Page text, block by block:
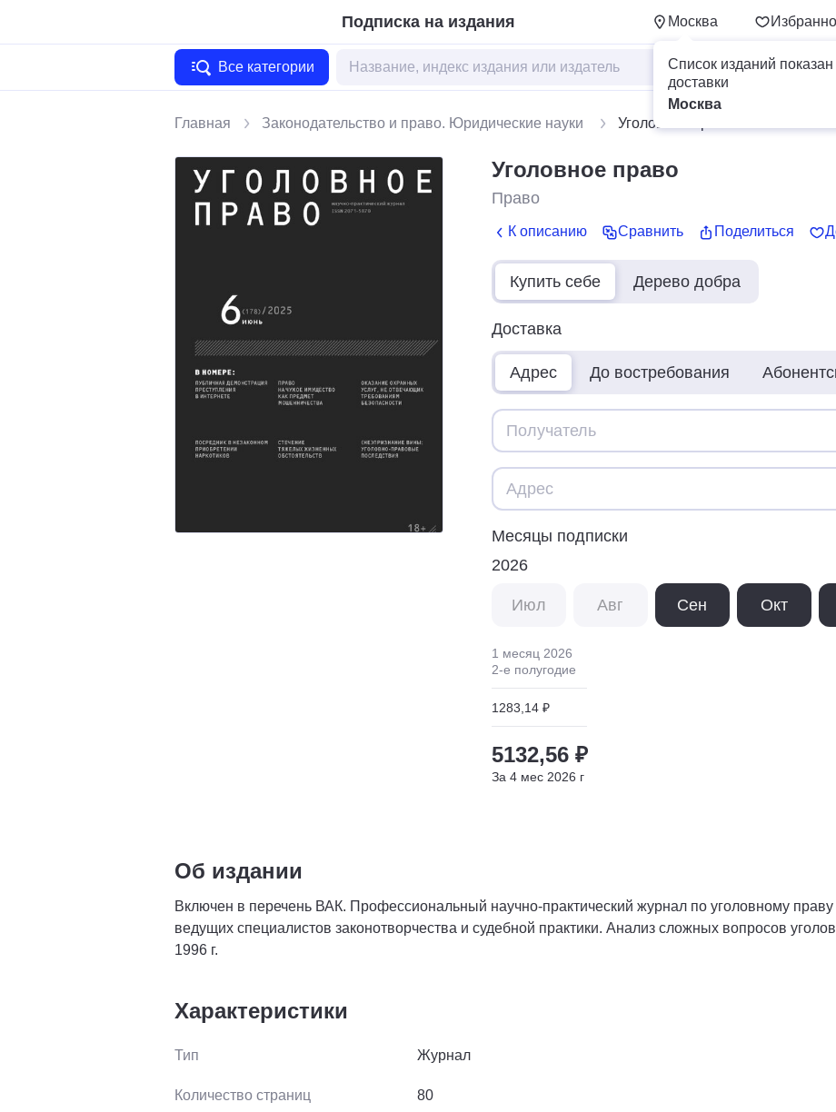
Подписка на издания Москва
Список изданий
доставки
Москва
Все категории
Главная Законодательство и право. Юридические науки Уголовное право
Уголовное право
Право
К описанию Сравнить Поделиться
Купить себе Дерево добра
Доставка
Адрес До востребования
Месяцы подписки
2026
Июл Авг Сен Окт
1 месяц 2026
2-е полугодие
1283,14 ₽
5132,56 ₽
За 4 мес 2026 г
Об издании
Включен в перечень ВАК. Профессиональный научно-практический журнал по уголовному
ведущих специалистов законотворчества и судебной практики. Анализ сложных вопросов
1996 г.
Характеристики
Тип Журнал
Количество страниц 80